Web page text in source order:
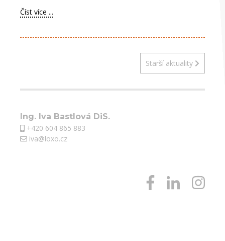
Číst více ...
Starší aktuality
Ing. Iva Bastlová DiS.
+420 604 865 883
iva@loxo.cz